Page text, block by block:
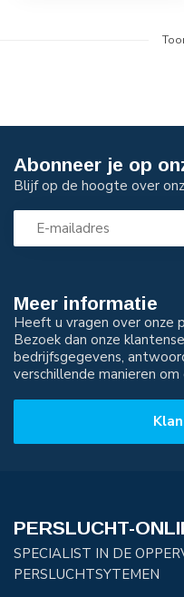
Meer informatie
Heeft u vragen over onze
Bezoek dan onze
bedrijfsgegevens,
verschillende manieren
Abonneer je op
Blijf op de hoogte over
PERSLUCHT-
SPECIALIST IN DE
PERSLUCHTSYTEMEN